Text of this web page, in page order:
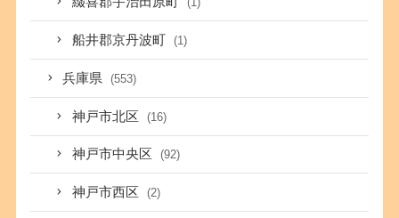
船井郡京丹波町 (1)
兵庫県 (553)
神戸市北区 (16)
神戸市中央区 (92)
神戸市西区 (2)